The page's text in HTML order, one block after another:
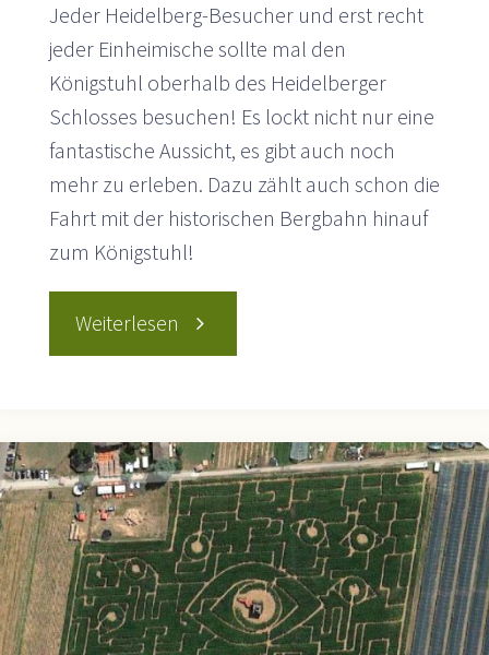
Jeder Heidelberg-Besucher und erst recht
jeder Einheimische sollte mal den
Königstuhl oberhalb des Heidelberger
Schlosses besuchen! Es lockt nicht nur eine
fantastische Aussicht, es gibt auch noch
mehr zu erleben. Dazu zählt auch schon die
Fahrt mit der historischen Bergbahn hinauf
zum Königstuhl!
Weiterlesen "Hoch
auf
den
Königstuhl"